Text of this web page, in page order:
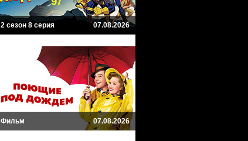
2 сезон 8 серия 07.08.2026
Фильм 07.08.2026